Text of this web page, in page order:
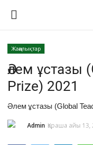
Басты
Таным
Жаңалықтар
Әлем ұстазы
Prize) 2021
Әлем ұстазы (Global
Admin Қараша айы 13,